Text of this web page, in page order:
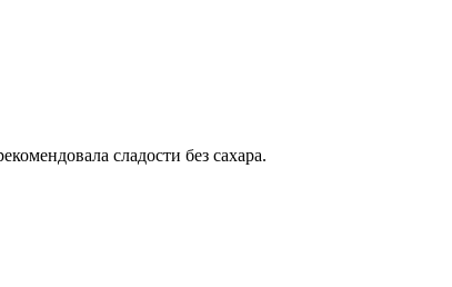
сладости без сахара.